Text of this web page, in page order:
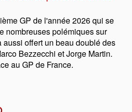
GP de l'année 2026 qui se
nombreuses polémiques sur
aussi offert un beau doublé des
Bezzecchi et Jorge Martin.
au GP de France.